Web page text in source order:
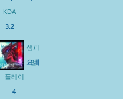
KDA
3.2
챔피
언
요네
플레이
4